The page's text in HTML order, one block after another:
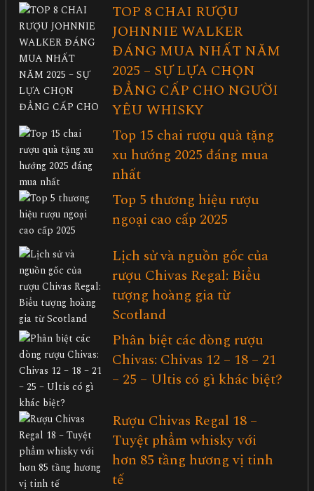
TOP 8 CHAI RƯỢU
JOHNNIE WALKER
ĐÁNG MUA NHẤT NĂM
2025 – SỰ LỰA CHỌN
ĐẲNG CẤP CHO NGƯỜI
YÊU WHISKY
Top 15 chai rượu quà tặng
xu hướng 2025 đáng mua
nhất
Top 5 thương hiệu rượu
ngoại cao cấp 2025
Lịch sử và nguồn gốc của
rượu Chivas Regal: Biểu
tượng hoàng gia từ
Scotland
Phân biệt các dòng rượu
Chivas: Chivas 12 – 18 – 21
– 25 – Ultis có gì khác biệt?
Rượu Chivas Regal 18 –
Tuyệt phẩm whisky với
hơn 85 tầng hương vị tinh
tế